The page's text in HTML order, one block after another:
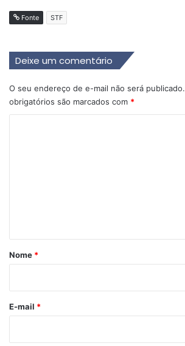
Fonte STF
Deixe um comentário
O seu endereço de e-mail não será publicado.
obrigatórios são marcados com *
r
*
Nome *
E-mail *